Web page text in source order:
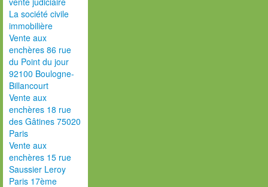
La société civile
immobilière
Vente aux
enchères 86 rue
du Point du jour
92100 Boulogne-
Billancourt
Vente aux
enchères 18 rue
des Gâtines 75020
Paris
Vente aux
enchères 15 rue
Saussier Leroy
Paris 17ème